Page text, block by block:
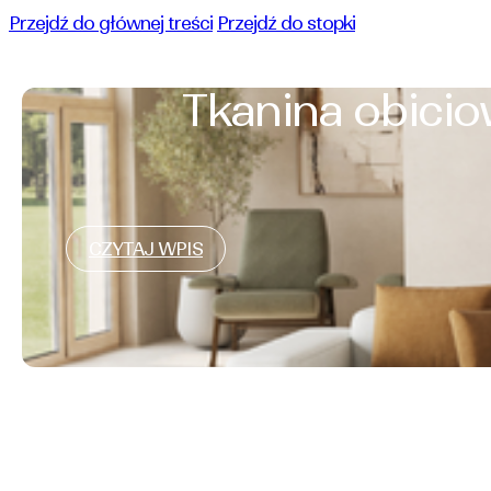
Przejdź do głównej treści Przejdź do stopki
Tkanina
CZYTAJ WPIS